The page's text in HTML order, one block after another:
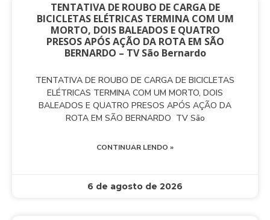
TENTATIVA DE ROUBO DE CARGA DE
BICICLETAS ELÉTRICAS TERMINA COM UM
MORTO, DOIS BALEADOS E QUATRO
PRESOS APÓS AÇÃO DA ROTA EM SÃO
BERNARDO – TV São Bernardo
TENTATIVA DE ROUBO DE CARGA DE BICICLETAS
ELÉTRICAS TERMINA COM UM MORTO, DOIS
BALEADOS E QUATRO PRESOS APÓS AÇÃO DA
ROTA EM SÃO BERNARDO TV São
CONTINUAR LENDO »
6 de agosto de 2026